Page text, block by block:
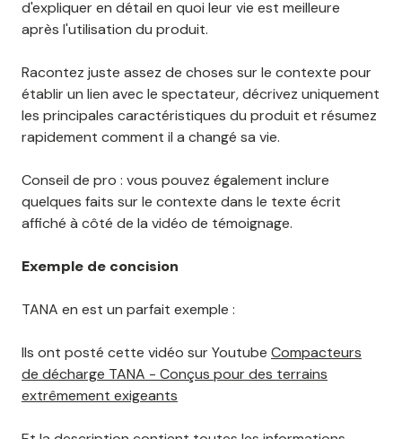
d'expliquer en détail en quoi leur vie est meilleure
après l'utilisation du produit.
Racontez juste assez de choses sur le contexte pour
établir un lien avec le spectateur, décrivez uniquement
les principales caractéristiques du produit et résumez
rapidement comment il a changé sa vie.
Conseil de pro : vous pouvez également inclure
quelques faits sur le contexte dans le texte écrit
affiché à côté de la vidéo de témoignage.
Exemple de concision
TANA en est un parfait exemple :
Ils ont posté cette vidéo sur Youtube Compacteurs
de décharge TANA - Conçus pour des terrains
extrêmement exigeants